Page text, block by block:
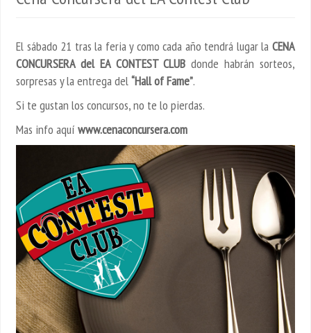
El sábado 21 tras la feria y como cada año tendrá lugar la CENA
CONCURSERA del EA CONTEST CLUB donde habrán sorteos,
sorpresas y la entrega del“Hall of Fame”.
Si te gustan los concursos, no te lo pierdas.
Mas info aquíwww.cenaconcursera.com